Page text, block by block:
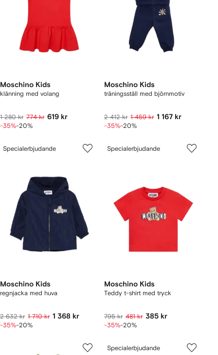
Moschino Kids
klänning med volang
1 280 kr 774 kr 619 kr
-35%-20%
Moschino Kids
träningsställ med björnmotiv
2 412 kr 1 459 kr 1 167 kr
-35%-20%
Specialerbjudande
Moschino Kids
regnjacka med huva
2 632 kr 1 710 kr 1 368 kr
-35%-20%
Specialerbjudande
Moschino Kids
Teddy t-shirt med tryck
795 kr 481 kr 385 kr
-35%-20%
Specialerbjudande